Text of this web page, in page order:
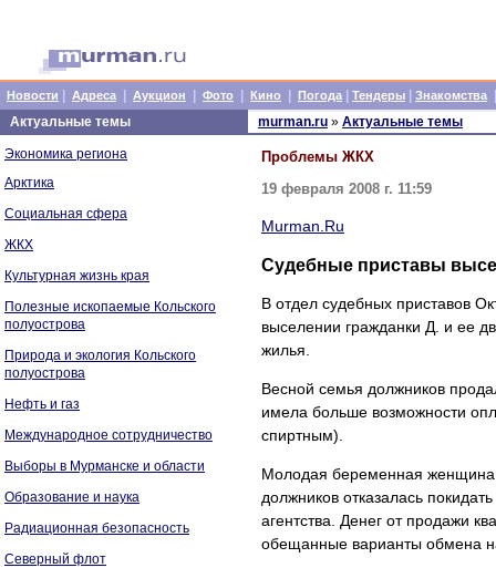
Новости Адреса Аукцион Фото Кино Погода Тендеры Знакомства
Актуальные темы
Экономика региона
Арктика
Социальная сфера
ЖКХ
Культурная жизнь края
Полезные ископаемые Кольского
полуострова
Природа и экология Кольского
полуострова
Нефть и газ
Международное сотрудничество
Выборы в Мурманске и области
Образование и наука
Радиационная безопасность
Северный флот
murman.ru » Актуальные темы
Проблемы ЖКХ
19 февраля 2008 г. 11:59
Murman.Ru
Судебные приставы
В отдел судебных приставов
выселении гражданки Д. и ее
жилья.
Весной семья должников
имела больше возможности
спиртным).
Молодая беременная женщина
должников отказалась
агентства. Денег от продажи
обещанные варианты обмена